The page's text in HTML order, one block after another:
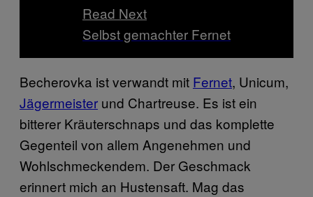
Read Next
Selbst gemachter Fernet
Becherovka ist verwandt mit Fernet, Unicum,
Jägermeister und Chartreuse. Es ist ein
bitterer Kräuterschnaps und das komplette
Gegenteil von allem Angenehmen und
Wohlschmeckendem. Der Geschmack
erinnert mich an Hustensaft. Mag das